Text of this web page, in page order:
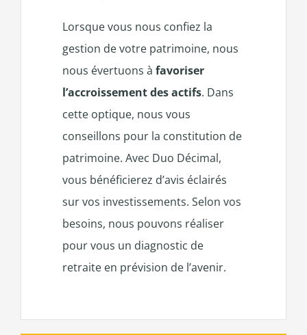
Lorsque vous nous confiez la
gestion de votre patrimoine, nous
nous évertuons à favoriser
l’accroissement des actifs. Dans
cette optique, nous vous
conseillons pour la constitution de
patrimoine. Avec Duo Décimal,
vous bénéficierez d’avis éclairés
sur vos investissements. Selon vos
besoins, nous pouvons réaliser
pour vous un diagnostic de
retraite en prévision de l’avenir.